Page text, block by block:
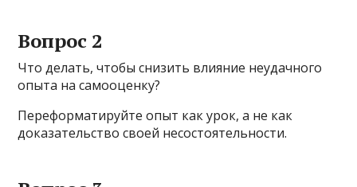
Вопрос 2
Что делать, чтобы снизить влияние неудачного
опыта на самооценку?
Переформатируйте опыт как урок, а не как
доказательство своей несостоятельности.